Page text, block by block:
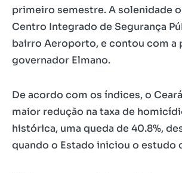
primeiro semestre. A solenidade
Centro Integrado de Segurança
bairro Aeroporto, e contou com a
governador Elmano.
De acordo com os índices, o
maior redução na taxa de
histórica, uma queda de 40.8%,
quando o Estado iniciou o estudo